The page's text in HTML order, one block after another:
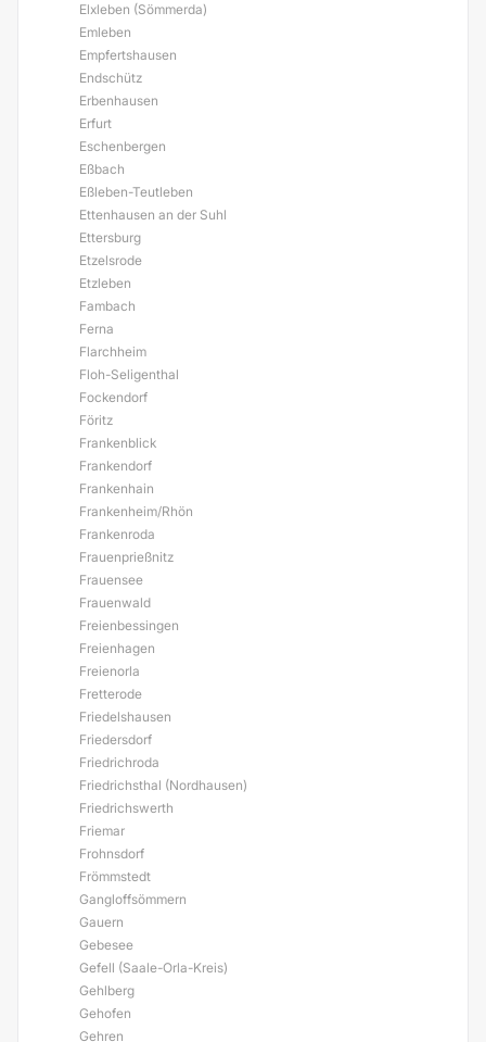
Elxleben (Sömmerda)
Emleben
Empfertshausen
Endschütz
Erbenhausen
Erfurt
Eschenbergen
Eßbach
Eßleben-Teutleben
Ettenhausen an der Suhl
Ettersburg
Etzelsrode
Etzleben
Fambach
Ferna
Flarchheim
Floh-Seligenthal
Fockendorf
Föritz
Frankenblick
Frankendorf
Frankenhain
Frankenheim/Rhön
Frankenroda
Frauenprießnitz
Frauensee
Frauenwald
Freienbessingen
Freienhagen
Freienorla
Fretterode
Friedelshausen
Friedersdorf
Friedrichroda
Friedrichsthal (Nordhausen)
Friedrichswerth
Friemar
Frohnsdorf
Frömmstedt
Gangloffsömmern
Gauern
Gebesee
Gefell (Saale-Orla-Kreis)
Gehlberg
Gehofen
Gehren